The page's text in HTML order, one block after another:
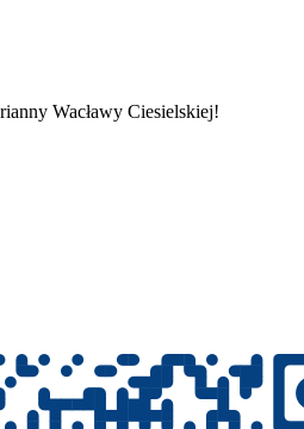
Wacławy Ciesielskiej!